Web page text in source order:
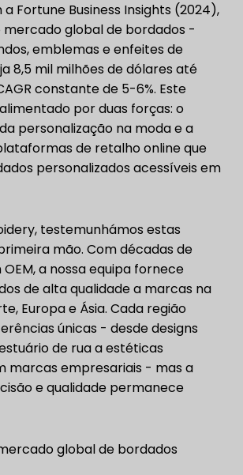
Fortune Business Insights (2024),
global de bordados -
emblemas e enfeites de
8,5 mil milhões de dólares até
constante de 5-6%. Este
por duas forças: o
personalização na moda e a
de retalho online que
personalizados acessíveis em
testemunhámos estas
mão. Com décadas de
a nossa equipa fornece
de alta qualidade a marcas na
Europa e Ásia. Cada região
únicas - desde designs
de rua a estéticas
marcas empresariais - mas a
e qualidade permanece
global de bordados